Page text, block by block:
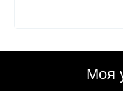
Моя